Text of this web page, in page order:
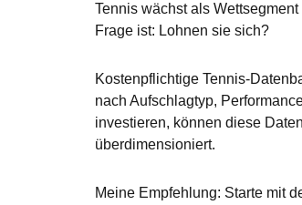
Tennis wächst als
Frage ist: Lohnen sie sich?
Kostenpflichtige Tennis-
nach Aufschlagtyp,
investieren, können diese
überdimensioniert.
Meine Empfehlung: Starte mit